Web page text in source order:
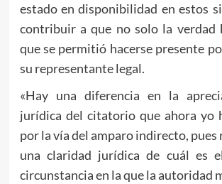
estado en disponibilidad en estos
contribuir a que no solo la verdad
que se permitió hacerse presente
su representante legal.
«Hay una diferencia en la
jurídica del citatorio que ahora yo
por la vía del amparo indirecto,
una claridad jurídica de cuál es
circunstancia en la que la autoridad